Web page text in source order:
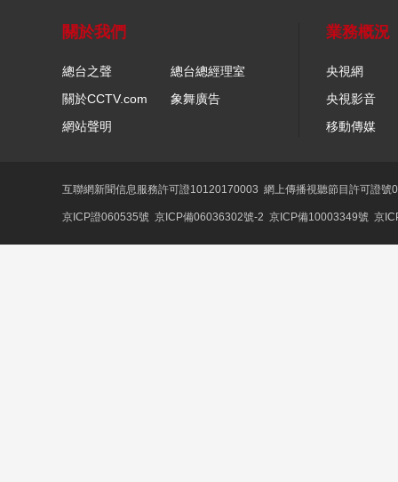
關於我們
總台之聲
總台總經理室
關於CCTV.com
象舞廣告
網站聲明
業務概況
央視網
央視影音
移動傳媒
互聯網新聞信息服務許可證10120170003 網上傳播視聽節目許可證
京ICP證060535號 京ICP備06036302號-2 京ICP備10003349號 京